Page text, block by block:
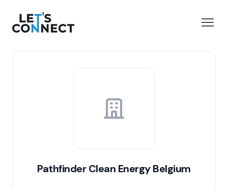
Let's Connect
Pathfinder Clean Energy Belgium